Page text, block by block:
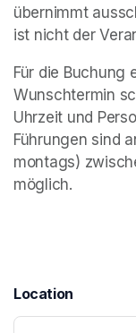
übernimmt
ist nicht der
Für die Buchung
Wunschtermin
Uhrzeit und
Führungen sind
montags)
möglich.
Location